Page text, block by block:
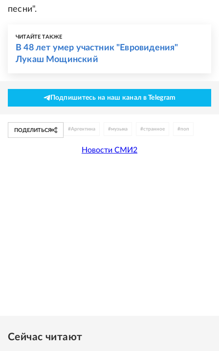
песни".
ЧИТАЙТЕ ТАКЖЕ
В 48 лет умер участник "Евровидения"
Лукаш Мощинский
Подпишитесь на наш канал в Telegram
ПОДЕЛИТЬСЯ #Аргентина #музыка #странное #поп
Новости СМИ2
Сейчас читают